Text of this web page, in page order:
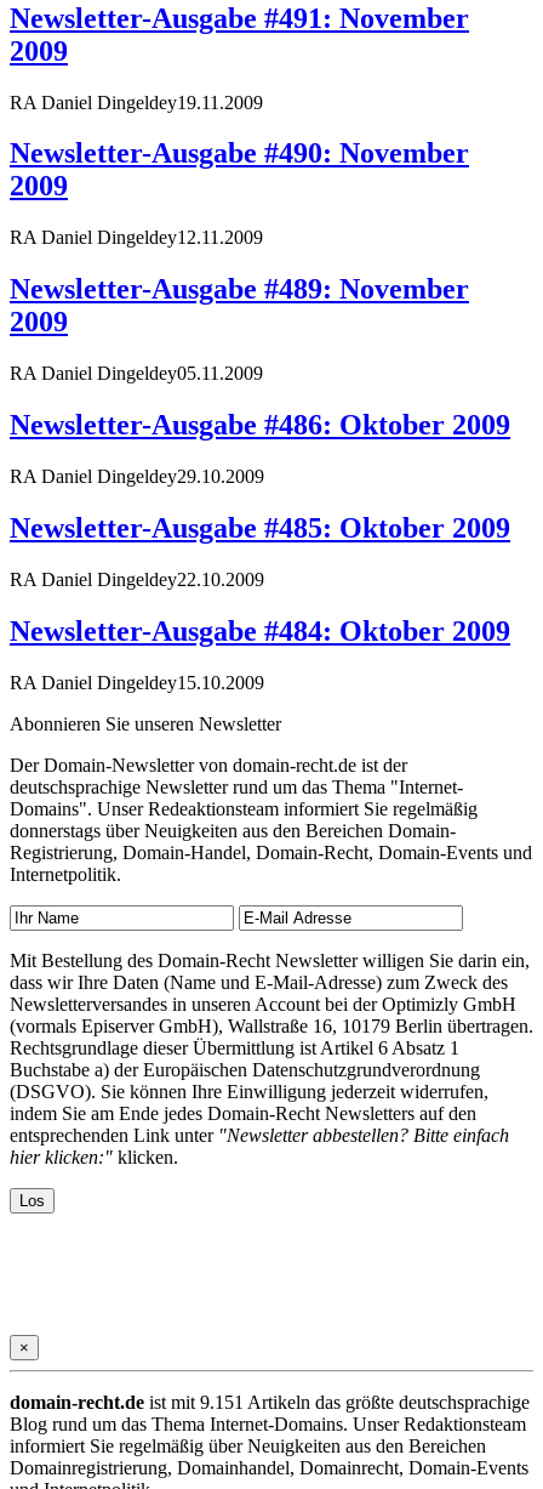
Newsletter-Ausgabe #491: November
2009
RA Daniel Dingeldey19.11.2009
Newsletter-Ausgabe #490: November
2009
RA Daniel Dingeldey12.11.2009
Newsletter-Ausgabe #489: November
2009
RA Daniel Dingeldey05.11.2009
Newsletter-Ausgabe #486: Oktober 2009
RA Daniel Dingeldey29.10.2009
Newsletter-Ausgabe #485: Oktober 2009
RA Daniel Dingeldey22.10.2009
Newsletter-Ausgabe #484: Oktober 2009
RA Daniel Dingeldey15.10.2009
Abonnieren Sie unseren Newsletter
Der Domain-Newsletter von domain-recht.de ist der
deutschsprachige Newsletter rund um das Thema "Internet-
Domains". Unser Redeaktionsteam informiert Sie regelmäßig
donnerstags über Neuigkeiten aus den Bereichen Domain-
Registrierung, Domain-Handel, Domain-Recht, Domain-Events und
Internetpolitik.
Mit Bestellung des Domain-Recht Newsletter willigen Sie darin ein,
dass wir Ihre Daten (Name und E-Mail-Adresse) zum Zweck des
Newsletterversandes in unseren Account bei der Optimizly GmbH
(vormals Episerver GmbH), Wallstraße 16, 10179 Berlin übertragen.
Rechtsgrundlage dieser Übermittlung ist Artikel 6 Absatz 1
Buchstabe a) der Europäischen Datenschutzgrundverordnung
(DSGVO). Sie können Ihre Einwilligung jederzeit widerrufen,
indem Sie am Ende jedes Domain-Recht Newsletters auf den
entsprechenden Link unter "Newsletter abbestellen? Bitte einfach
hier klicken:" klicken.
×
domain-recht.de ist mit 9.151 Artikeln das größte deutschsprachige
Blog rund um das Thema Internet-Domains. Unser Redaktionsteam
informiert Sie regelmäßig über Neuigkeiten aus den Bereichen
Domainregistrierung, Domainhandel, Domainrecht, Domain-Events